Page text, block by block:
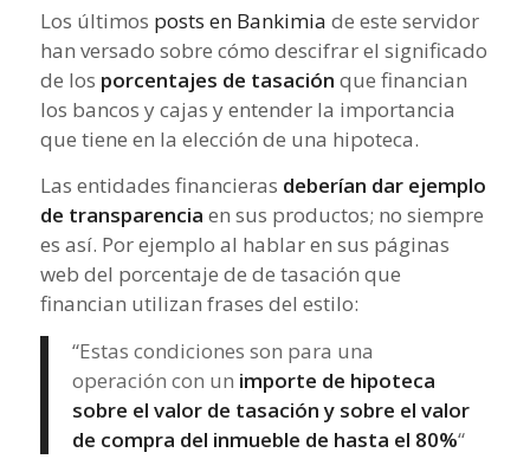
Los últimos posts en Bankimia de este servidor
han versado sobre cómo descifrar el significado
de los porcentajes de tasación que financian
los bancos y cajas y entender la importancia
que tiene en la elección de una hipoteca.
Las entidades financieras deberían dar ejemplo
de transparencia en sus productos; no siempre
es así. Por ejemplo al hablar en sus páginas
web del porcentaje de de tasación que
financian utilizan frases del estilo:
“Estas condiciones son para una
operación con un importe de hipoteca
sobre el valor de tasación y sobre el valor
de compra del inmueble de hasta el 80%“